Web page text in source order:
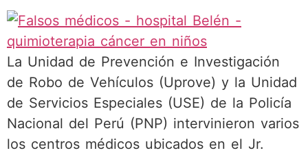
La Unidad de Prevención e Investigación
de Robo de Vehículos (Uprove) y la Unidad
de Servicios Especiales (USE) de la Policía
Nacional del Perú (PNP) intervinieron varios
los centros médicos ubicados en el Jr.